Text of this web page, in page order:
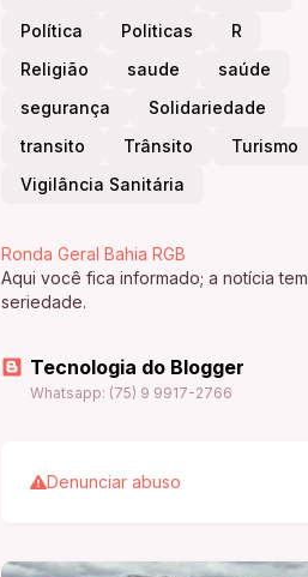
Política
Politicas
R
Religião
saude
saúde
segurança
Solidariedade
transito
Trânsito
Turismo
Vigilância Sanitária
Ronda Geral Bahia RGB
Aqui você fica informado; a notícia tem
seriedade.
Tecnologia do Blogger
Whatsapp: (75) 9 9917-2766
Denunciar abuso